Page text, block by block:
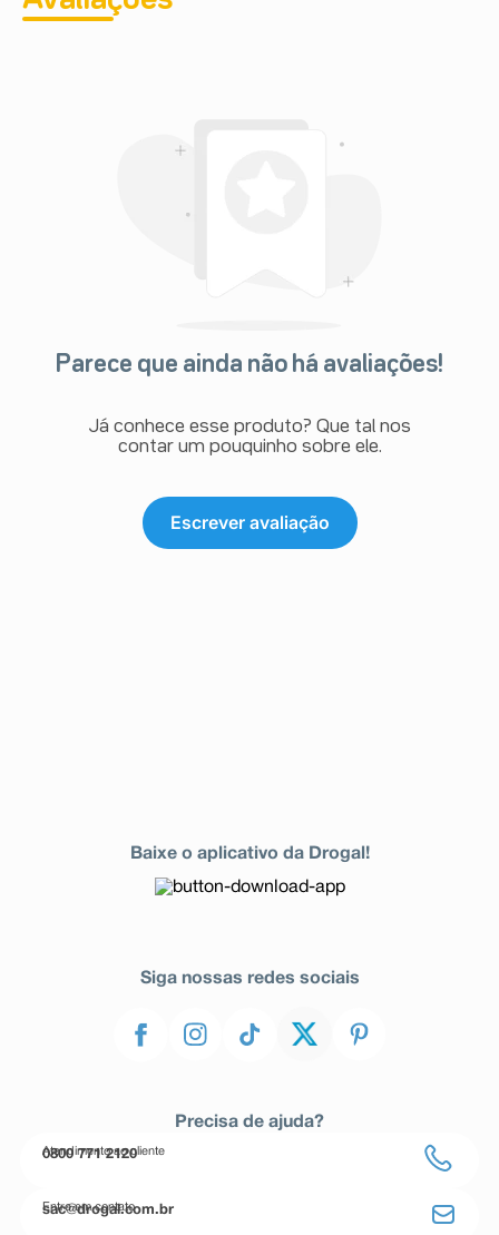
Parece que ainda não há avaliações!
Já conhece esse produto? Que tal nos
contar um pouquinho sobre ele.
Escrever avaliação
Baixe o aplicativo da Drogal!
Siga nossas redes sociais
Precisa de ajuda?
Atendimento ao cliente
0800 771 2120
Entre em contato
sac@drogal.com.br